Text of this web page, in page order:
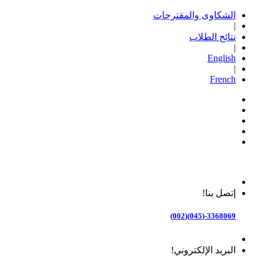
الشكاوى والمقترحات
|
نتائج الطلاب
|
English
|
French
إتصل بنا!
3368069-(045)(002)
البريد الإلكتروني!